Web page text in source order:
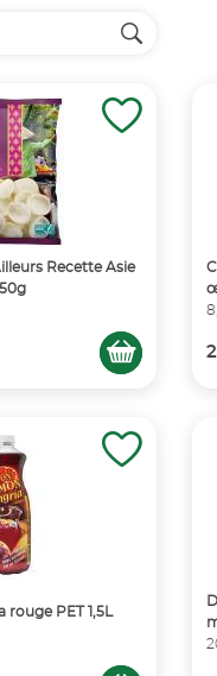
Recette Asie
rouge PET 1,5L